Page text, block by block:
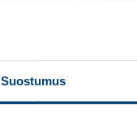
Suostumus